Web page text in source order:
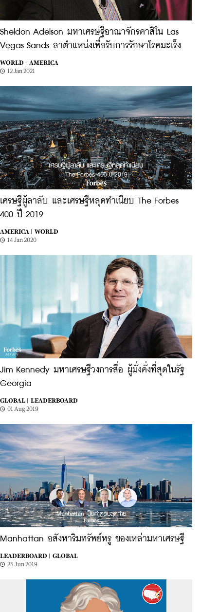
Sheldon Adelson มหาเศรษฐีอาณาจักรคาสิโน Las
Vegas Sands ลาตำแหน่งเพื่อรับการรักษาโรคมะเร็ง
WORLD |
AMERICA
12 Jan 2021
เศรษฐีผู้ลาลับ และเศรษฐีหลุดทำเนียบ The Forbes
400 ปี 2019
AMERICA |
WORLD
14 Jan 2020
Jim Kennedy มหาเศรษฐีวงการสื่อ ผู้มั่งคั่งที่สุดในรัฐ
Georgia
GLOBAL |
LEADERBOARD
01 Aug 2019
Manhattan อสังหาริมทรัพย์หรู ของเหล่ามหาเศรษฐี
LEADERBOARD |
GLOBAL
25 Jun 2019